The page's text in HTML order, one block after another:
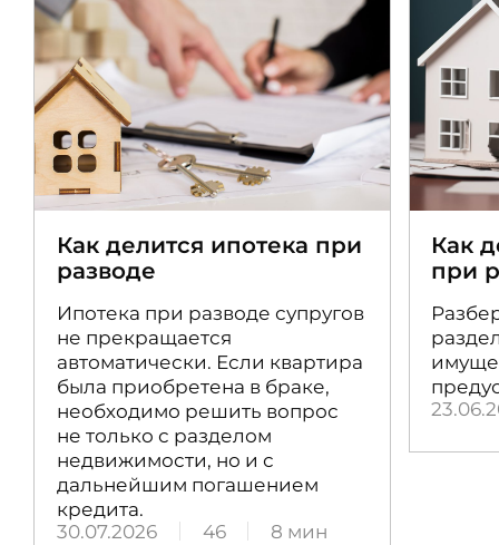
Как делится ипотека при
разводе
Ипотека при разводе супругов
не прекращается
автоматически. Если квартира
была приобретена в браке,
необходимо решить вопрос
не только с разделом
недвижимости, но и с
дальнейшим погашением
кредита.
30.07.2026
46 8 мин
Как
при